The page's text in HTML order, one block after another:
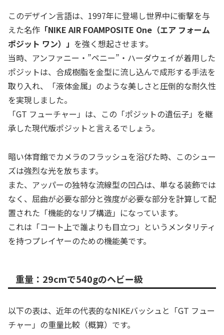
このデザイン言語は、1997年に登場し世界中に衝撃を与
えた名作 「NIKE AIR FOAMPOSITE One（エア フォーム
ポジット ワン）」 を強く想起させます。
当時、アンファニー・”ペニー”・ハーダウェイが着用した
ポジットは、合成樹脂を金型に流し込んで成形する手法を
取り入れ、「液体金属」のような美しさと圧倒的な耐久性
を実現しました。
「GT フューチャー」は、この「ポジットの遺伝子」を継
承した現代版ポジットと言えるでしょう。
暗い体育館でカメラのフラッシュを浴びた時、このシュー
ズは強烈な光を放ちます。
また、アッパーの独特な流線型の凹凸は、単なる装飾では
なく、屈曲が必要な部分と強度が必要な部分を計算して配
置された「機能的なリブ構造」になっています。
これは「コート上で誰よりも目立つ」というメンタリティ
を持つプレイヤーのための機能美です。
重量：29cmで540gのヘビー級
以下の表は、近年の代表的なNIKEバッシュと「GT フュー
チャー」の重量比較（概算）です。